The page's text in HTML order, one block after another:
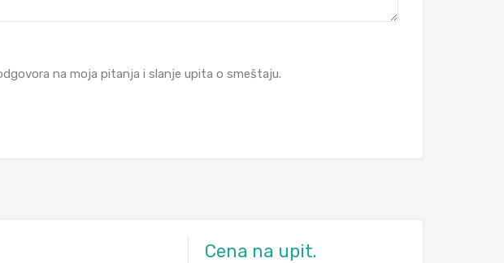
na moja pitanja i slanje upita o smeštaju.
Cena na upit.